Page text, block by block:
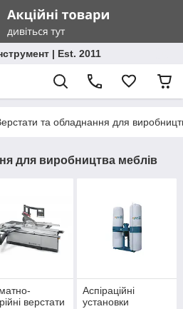
| Est. 2011
та обладнання для
для виробництва меблів
верстати
Аспіраційні
установки